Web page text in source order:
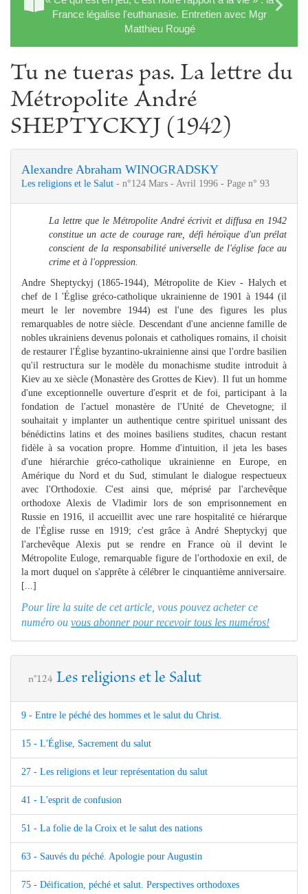
France légalise l'euthanasie. Entretien avec Mgr
Matthieu Rougé
Tu ne tueras pas. La lettre du
Métropolite André
SHEPTYCKYJ (1942)
Alexandre Abraham WINOGRADSKY
Les religions et le Salut - n°124 Mars - Avril 1996 - Page n° 93
La lettre que le Métropolite André écrivit et diffusa en 1942
constitue un acte de courage rare, défi héroïque d'un prélat
conscient de la responsabilité universelle de l'église face au
crime et à l'oppression.
Andre Sheptyckyj (1865-1944), Métropolite de Kiev - Halych et
chef de l 'Église gréco-catholique ukrainienne de 1901 à 1944 (il
meurt le ler novembre 1944) est l'une des figures les plus
remarquables de notre siècle. Descendant d'une ancienne famille de
nobles ukrainiens devenus polonais et catholiques romains, il choisit
de restaurer l'Église byzantino-ukrainienne ainsi que l'ordre basilien
qu'il restructura sur le modèle du monachisme studite introduit à
Kiev au xe siècle (Monastère des Grottes de Kiev). Il fut un homme
d'une exceptionnelle ouverture d'esprit et de foi, participant à la
fondation de l'actuel monastère de l'Unité de Chevetogne; il
souhaitait y implanter un authentique centre spirituel unissant des
bénédictins latins et des moines basiliens studites, chacun restant
fidèle à sa vocation propre. Homme d'intuition, il jeta les bases
d'une hiérarchie gréco-catholique ukrainienne en Europe, en
Amérique du Nord et du Sud, stimulant le dialogue respectueux
avec l'Orthodoxie. C'est ainsi que, méprisé par l'archevêque
orthodoxe Alexis de Vladimir lors de son emprisonnement en
Russie en 1916, il accueillit avec une rare hospitalité ce hiérarque
de l'Église russe en 1919; c'est grâce à André Sheptyckyj que
l'archevêque Alexis put se rendre en France où il devint le
Métropolite Euloge, remarquable figure de l'orthodoxie en exil, de
la mort duquel on s'apprête à célébrer le cinquantième anniversaire.
[...]
Pour lire la suite de cet article, vous pouvez acheter ce
numéro ou vous abonner pour recevoir tous les numéros!
n°124 Les religions et le Salut
9 - Entre le péché des hommes et le salut du Christ.
15 - L'Église, Sacrement du salut
27 - Les religions et leur représentation du salut
41 - L'esprit de confusion
51 - La folie de la Croix et le salut des nations
63 - Sauvés du péché. Apologie pour Augustin
75 - Déification, péché et salut. Perspectives orthodoxes